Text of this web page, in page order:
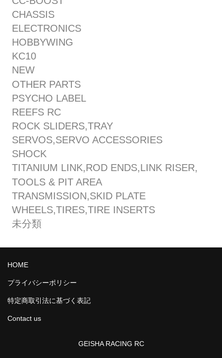
CHASSIS
ELECTRONICS
HOBBYWING
KC10
NEW
OTHER PARTS
PSYCHO LABEL
REEFS RC
ROCK SLIDERS,TRAY
SERVOS,SERVO ACCESSORIES
SHOCK
TITANIUM LINK,ROD ENDS,LINK RISER,
TOOLS & PIT AREA
TRANSMISSION,SKID PLATE
WHEELS,TIRES,TIRE INSERTS
未分類
HOME
プライバシーポリシー
特定商取引法に基づく表記
Contact us
GEISHA RACING RC